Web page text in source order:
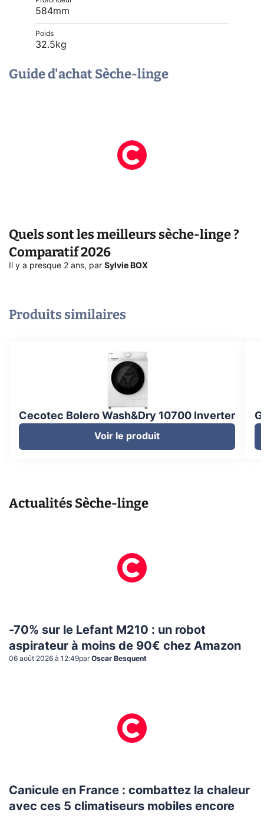
584mm
Poids
32.5kg
Guide d'achat Sèche-linge
Quels sont les meilleurs sèche-linge ?
Comparatif 2026
Il y a presque 2 ans, par Sylvie BOX
Produits similaires
Cecotec Bolero Wash&Dry 10700 Inverter
Voir le produit
Actualités Sèche-linge
-70% sur le Lefant M210 : un robot
aspirateur à moins de 90€ chez Amazon
06 août 2026 à 12:49par Oscar Besquent
Canicule en France : combattez la chaleur
avec ces 5 climatiseurs mobiles encore